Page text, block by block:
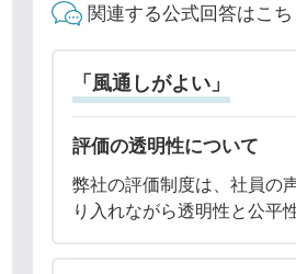
関連する公式回答はこち
「風通しがよい」
評価の透明性について
弊社の評価制度は、社員の
り入れながら透明性と公平
は定量的な評価シートを用